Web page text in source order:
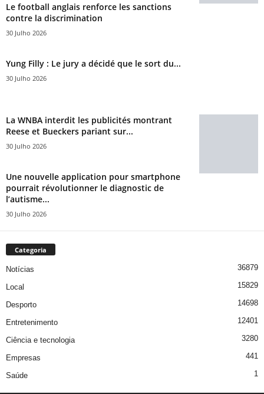
Le football anglais renforce les sanctions
contre la discrimination
30 Julho 2026
Yung Filly : Le jury a décidé que le sort du...
30 Julho 2026
La WNBA interdit les publicités montrant
Reese et Bueckers pariant sur...
30 Julho 2026
Une nouvelle application pour smartphone
pourrait révolutionner le diagnostic de
l’autisme...
30 Julho 2026
Categoria
Notícias 36879
Local 15829
Desporto 14698
Entretenimento 12401
Ciência e tecnologia 3280
Empresas 441
Saúde 1